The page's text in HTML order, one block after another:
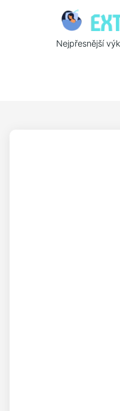
Nejpřesnější